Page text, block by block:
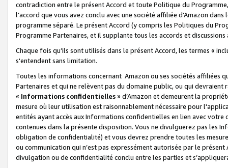
contradiction entre le présent Accord et toute Politique du
l’accord que vous avez conclu avec une société affiliée d’Amazon
programme séparé. Le présent Accord (y compris les Politiques du
Programme Partenaires, et il supplante tous les accords et discussions
Chaque fois qu’ils sont utilisés dans le présent Accord, les termes «
s'entendent sans limitation.
Toutes les informations concernant Amazon ou ses sociétés affiliées
Partenaires et qui ne relèvent pas du domaine public, ou qui
« Informations confidentielles» d’Amazon et demeurent la
mesure où leur utilisation est raisonnablement nécessaire pour
entités ayant accès aux Informations confidentielles en lien avec
contenues dans la présente disposition. Vous ne divulguerez pas les
obligation de confidentialité) et vous devrez prendre toutes les
ou communication qui n’est pas expressément autorisée par le
divulgation ou de confidentialité conclu entre les parties et